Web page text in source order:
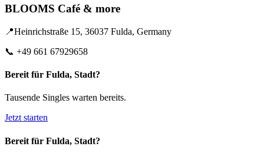
BLOOMS Café & more
📍Heinrichstraße 15, 36037 Fulda, Germany
📞 +49 661 67929658
Bereit für Fulda, Stadt?
Tausende Singles warten bereits.
Jetzt starten
Bereit für Fulda, Stadt?